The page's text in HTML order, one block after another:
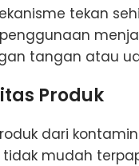
tekan
tangan atau
Produk
dari
mudah